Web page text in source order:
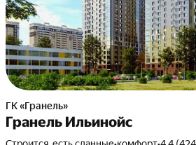
ГК «Гранель»
Гранель Ильинойс